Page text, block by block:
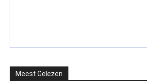
Meest Gelezen